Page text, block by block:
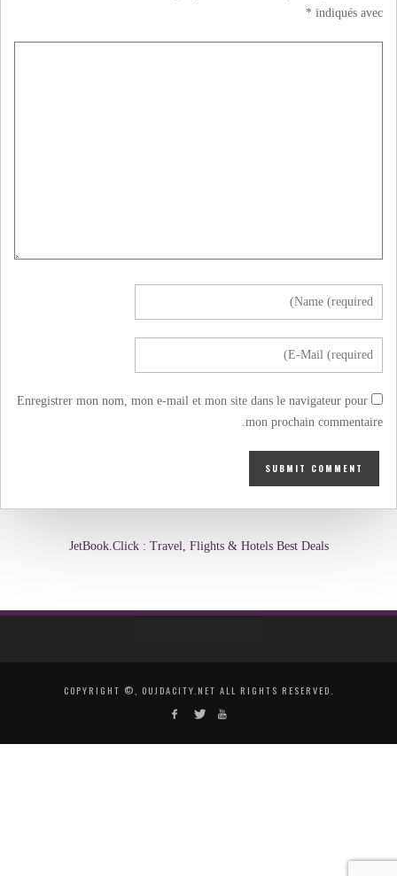
indiqués avec
*
Enregistrer mon nom, mon e-mail et mon site dans le navigateur pour
mon prochain commentaire.
JetBook.Click : Travel, Flights & Hotels Best Deals
COPYRIGHT ©, OUJDACITY.NET ALL RIGHTS RESERVED.